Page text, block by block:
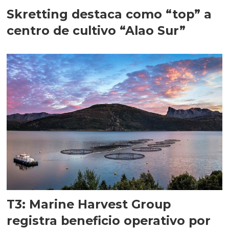
Skretting destaca como “top” a
centro de cultivo “Alao Sur”
T3: Marine Harvest Group
registra beneficio operativo por